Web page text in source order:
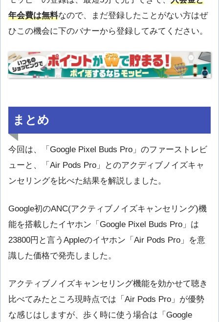
年会費は無料なので、まだ登録したことがない方はぜ
ひこの機会に下のバナーから登録してみてください。
まとめ
今回は、「Google Pixel Buds Pro」のファーストレビ
ューと、「Air Pods Pro」とのアクディブノイズキャ
ンセリングを比べた結果を解説しました。
Google初のANC(アクティブノイズキャンセリング)機
能を搭載したイヤホン「Google Pixel Buds Pro」は
23800円と言うAppleのイヤホン「Air Pods Pro」を意
識した価格で発売しました。
アクティブノイズキャンセリング機能を効かせて聴き
比べてみたところ現時点では「Air Pods Pro」が優勢
な感じはしますが、歩く時に使う場合は「Google